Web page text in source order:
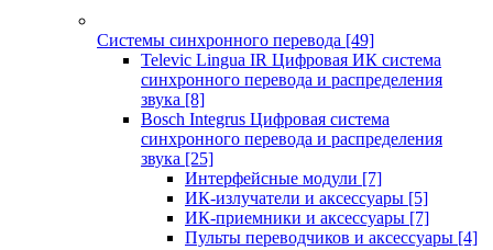
Системы синхронного перевода [49]
Televic Lingua IR Цифровая ИК система
синхронного перевода и распределения
звука [8]
Bosch Integrus Цифровая система
синхронного перевода и распределения
звука [25]
Интерфейсные модули [7]
ИК-излучатели и аксессуары [5]
ИК-приемники и аксессуары [7]
Пульты переводчиков и аксессуары [4]